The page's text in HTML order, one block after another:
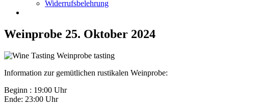
Widerrufsbelehrung
Weinprobe 25. Oktober 2024
Information zur gemütlichen rustikalen Weinprobe:
Beginn : 19:00 Uhr
Ende: 23:00 Uhr